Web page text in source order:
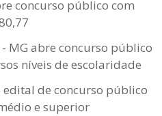
concurso público com
MG abre concurso público
níveis de escolaridade
edital de concurso público
e superior